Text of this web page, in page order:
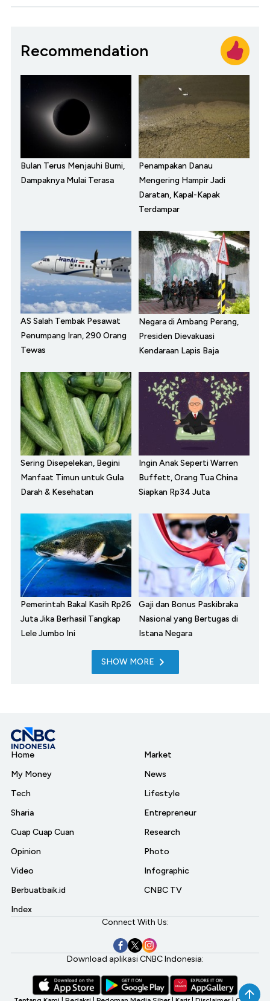
Recommendation
Bulan Terus Menjauhi Bumi,
Dampaknya Mulai Terasa
Penampakan Danau
Mengering Hampir Jadi
Daratan, Kapal-Kapak
Terdampar
AS Salah Tembak Pesawat
Penumpang Iran, 290 Orang
Tewas
Negara di Ambang Perang,
Presiden Dievakuasi
Kendaraan Lapis Baja
Sering Disepelekan, Begini
Manfaat Timun untuk Gula
Darah & Kesehatan
Ingin Anak Seperti Warren
Buffett, Orang Tua China
Siapkan Rp34 Juta
Pemerintah Bakal Kasih Rp26
Juta Jika Berhasil Tangkap
Lele Jumbo Ini
Gaji dan Bonus Paskibraka
Nasional yang Bertugas di
Istana Negara
SHOW MORE
Home
My Money
Tech
Sharia
Cuap Cuap Cuan
Opinion
Video
Berbuatbaik.id
Index
Market
News
Lifestyle
Entrepreneur
Research
Photo
Infographic
CNBC TV
Connect With Us:
Download aplikasi CNBC Indonesia: